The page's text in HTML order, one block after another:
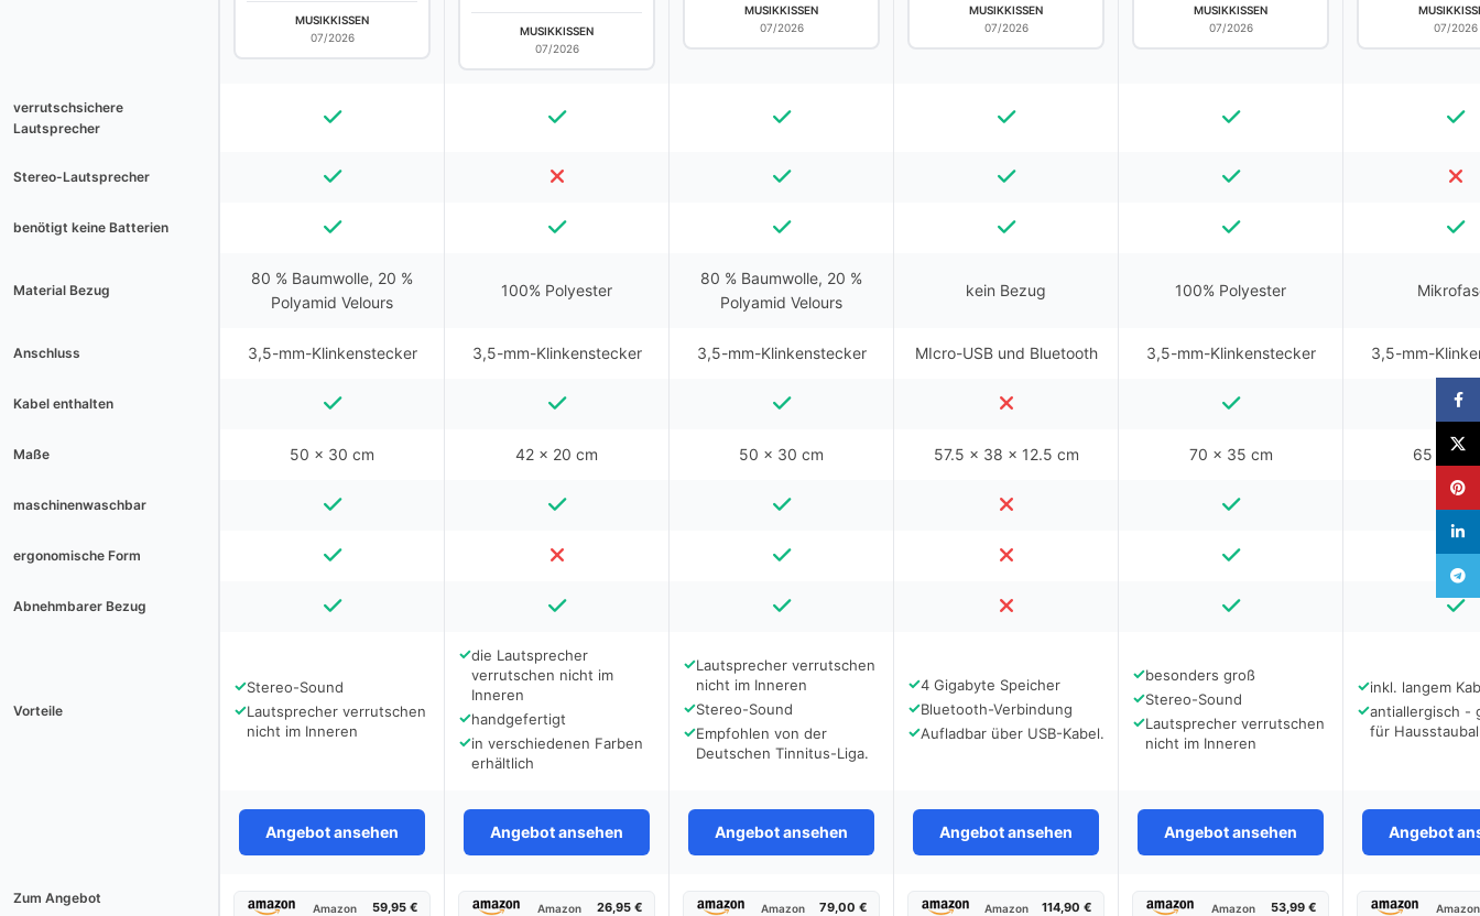
MUSIKKISSEN
07/2026
MUSIKKISSEN
07/2026
MUSIKKISSEN
07/2026
MUSIKKISSEN
07/2026
MUSIKKISSEN
07/2026
07/2026
verrutschsichere
Lautsprecher
Stereo-Lautsprecher
benötigt keine Batterien
Material Bezug
80 % Baumwolle, 20 %
Polyamid Velours
100% Polyester
80 % Baumwolle, 20 %
Polyamid Velours
kein Bezug 100% Polyester
Anschluss 3,5-mm-Klinkenstecker 3,5-mm-Klinkenstecker 3,5-mm-Klinkenstecker MIcro-USB und Bluetooth 3,5-mm-Klinkenstecker 3,5-mm-
Kabel enthalten
Maße 50 x 30 cm 42 x 20 cm 50 x 30 cm 57.5 x 38 x 12.5 cm 70 x 35 cm 65 x 65
maschinenwaschbar
ergonomische Form
Abnehmbarer Bezug
Vorteile
✓Stereo-Sound
✓Lautsprecher verrutschen
nicht im Inneren
✓die Lautsprecher
verrutschen nicht im
Inneren
✓handgefertigt
✓in verschiedenen Farben
erhältlich
✓Lautsprecher verrutschen
nicht im Inneren
✓Stereo-Sound
✓Empfohlen von der
Deutschen Tinnitus-Liga.
✓4 Gigabyte Speicher
✓Bluetooth-Verbindung
✓Aufladbar über USB-Kabel.
✓besonders groß
✓Stereo-Sound
✓Lautsprecher verrutschen
nicht im Inneren
✓inkl. langem
✓antiallergisch -
für
Angebot ansehen Angebot ansehen Angebot ansehen Angebot ansehen Angebot ansehen Angebot
Zum Angebot
Amazon 59,95 € Amazon 26,95 € Amazon 79,00 € Amazon 114,90 € Amazon 53,99 € Amazon